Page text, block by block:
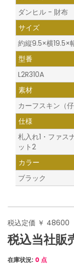
ダンヒル - 財布
サイズ
約縦9.5×横19.5×
型番
L2R310A
素材
カーフスキン（
仕様
札入れ1・ファス
ット2
カラー
ブラック
税込定価 ￥ 48600
税込当社販
在庫状況: 0 点